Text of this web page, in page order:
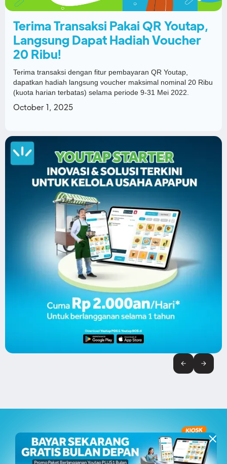
Terima Transaksi Pakai QR Youtap,
Langsung Dapat Hadiah Voucher
20 Ribu!
Terima transaksi dengan fitur pembayaran QR Youtap,
dapatkan hadiah langsung voucher maksimal nominal 20 Ribu
(kuota harian terbatas) selama periode 9-31 Mei 2022.
October 1, 2025